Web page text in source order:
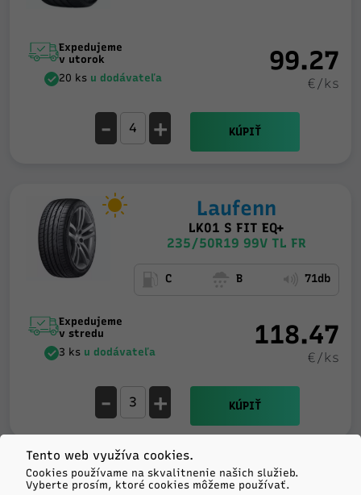
Expedujeme
v utorok
20 ks u dodávateľa
99.27
€/ks
- + KÚPIŤ
Laufenn
LK01 S FIT EQ+
235/50R19 99V TL FR
C B 71db
Expedujeme
v stredu
3 ks u dodávateľa
118.47
€/ks
- + KÚPIŤ
Matador
Tento web využíva cookies.
Cookies používame na skvalitnenie našich služieb.
Vyberte prosím, ktoré cookies môžeme používať.